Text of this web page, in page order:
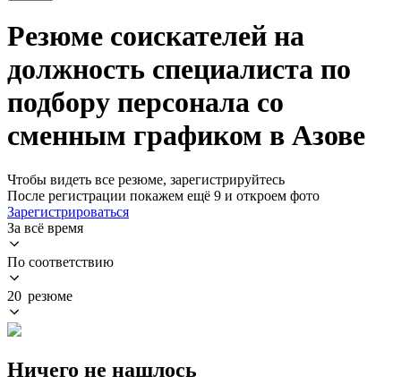
Резюме соискателей на
должность специалиста по
подбору персонала со
сменным графиком в Азове
Чтобы видеть все резюме, зарегистрируйтесь
После регистрации покажем ещё 9 и откроем фото
Зарегистрироваться
За всё время
По соответствию
20 резюме
Ничего не нашлось